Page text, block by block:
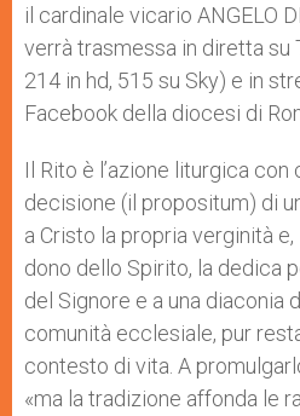
il cardinale vicario ANGELO
verrà trasmessa in diretta su
214 in hd, 515 su Sky) e in
Facebook della diocesi di
Il Rito è l’azione liturgica con
decisione (il propositum) di
a Cristo la propria verginità e,
dono dello Spirito, la dedica
del Signore e a una diaconia
comunità ecclesiale, pur
contesto di vita. A
«ma la tradizione affonda le